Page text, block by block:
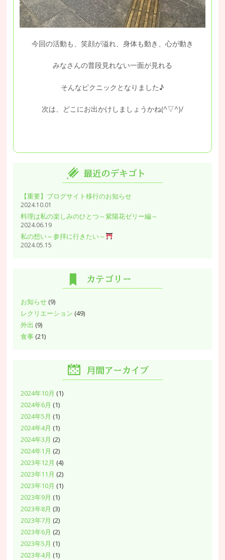
今回の活動も、笑顔が溢れ、身体も動き、心が動き
みなさんの普段見れない一面が見れる
そんなピクニックとなりました♪
次は、どこにお出かけしましょうかね(^▽^)/
【重要】ブログサイト移行のお知らせ
2024.10.01
料理は私の楽しみのひとつ～紫陽花ゼリー編～
2024.06.19
私の想い～参拝に行きたい～
2024.05.15
お知らせ(9)
レクリエーション (49)
外出 (9)
食事(21)
2024年10月 (1)
2024年6月 (1)
2024年5月 (1)
2024年4月 (1)
2024年3月 (2)
2024年1月 (2)
2023年12月 (4)
2023年11月 (2)
2023年10月 (1)
2023年9月 (1)
2023年8月 (3)
2023年7月 (2)
2023年6月 (2)
2023年5月 (1)
2023年4月 (1)